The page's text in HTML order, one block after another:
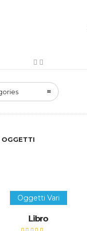
OGGETTI
questo oggetto
Oggetti Vari
Libro